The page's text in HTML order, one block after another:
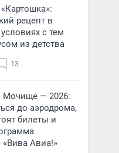
рецепт в
с тем
из детства
13
Мочище — 2026:
до аэродрома,
билеты и
«Вива Авиа!»